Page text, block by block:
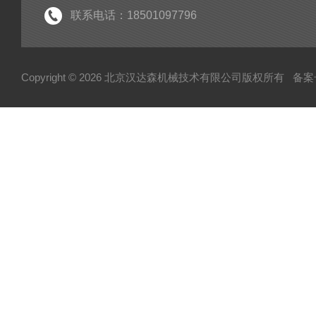
联系电话：18501097796
Copyright © 2026 北京汉达森机械技术有限公司版权所有 备案